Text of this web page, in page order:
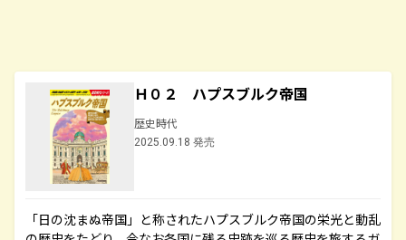
Ｈ０２ ハプスブルク帝国
歴史時代
2025.09.18 発売
「日の沈まぬ帝国」と称されたハプスブルク帝国の栄光と動乱